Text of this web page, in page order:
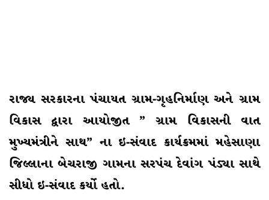
રાજ્ય સરકારના પંચાયત ગ્રામ-ગૃહનિર્માણ અને ગ્રામ
વિકાસ દ્વારા આયોજીત ” ગ્રામ વિકાસની વાત
મુખ્યમંત્રીને સાથ” ના ઇ-સંવાદ કાર્યક્રમમાં મહેસાણા
જિલ્લાના બેચરાજી ગામના સરપંચ દેવાંગ પંડ્યા સાથે
સીધો ઇ-સંવાદ કર્યો હતો.